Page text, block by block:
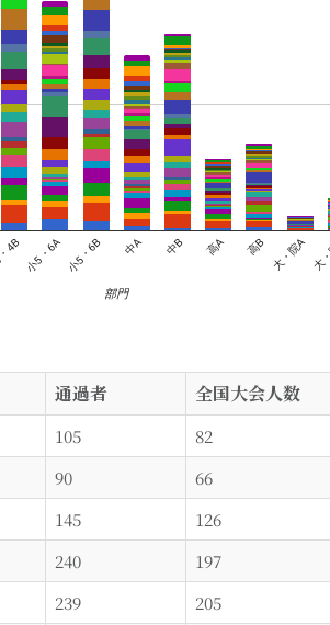
通過者 全国大会人数
105
82
90
66
145
126
240
197
239 205